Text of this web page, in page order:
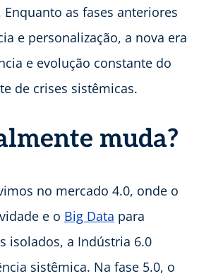
as fases anteriores
e personalização, a nova era
e evolução constante do
de crises sistêmicas.
muda?
no mercado 4.0, onde o
e o Big Data para
isolados, a Indústria 6.0
sistêmica. Na fase 5.0, o